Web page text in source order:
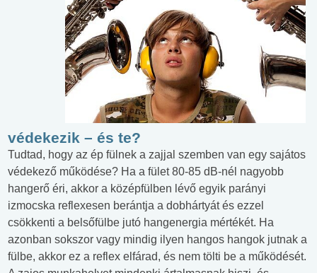
védekezik – és te?
Tudtad, hogy az ép fülnek a zajjal szemben van egy sajátos
védekező működése? Ha a fület 80-85 dB-nél nagyobb
hangerő éri, akkor a középfülben lévő egyik parányi
izmocska reflexesen berántja a dobhártyát és ezzel
csökkenti a belsőfülbe jutó hangenergia mértékét. Ha
azonban sokszor vagy mindig ilyen hangos hangok jutnak a
fülbe, akkor ez a reflex elfárad, és nem tölti be a működését.